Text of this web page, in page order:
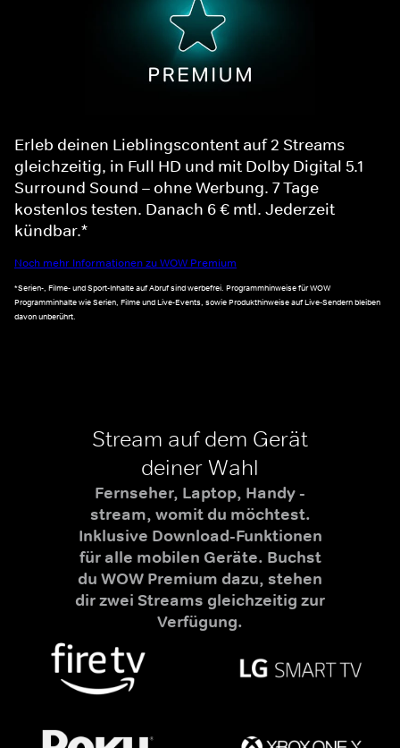
Erleb deinen Lieblingscontent auf 2 Streams
gleichzeitig, in Full HD und mit Dolby Digital 5.1
Surround Sound – ohne Werbung. 7 Tage
kostenlos testen. Danach 6 € mtl. Jederzeit
kündbar.*
Noch mehr Informationen zu WOW Premium
*Serien-, Filme- und Sport-Inhalte auf Abruf sind werbefrei. Programmhinweise für WOW
Programminhalte wie Serien, Filme und Live-Events, sowie Produkthinweise auf Live-Sendern bleiben
davon unberührt.
Stream auf dem Gerät
deiner Wahl
Fernseher, Laptop, Handy -
stream, womit du möchtest.
Inklusive Download-Funktionen
für alle mobilen Geräte. Buchst
du WOW Premium dazu, stehen
dir zwei Streams gleichzeitig zur
Verfügung.